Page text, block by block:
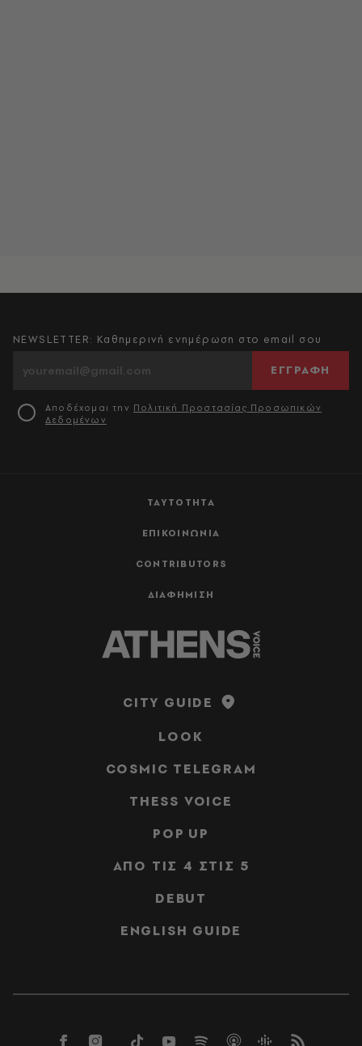
ΤΑΥΤΟΤΗΤΑ
ΕΠΙΚΟΙΝΩΝΙΑ
CONTRIBUTORS
ΔΙΑΦΗΜΙΣΗ
NEWSLETTER: Καθημερινή ενημέρωση στο email σου
ΕΓΓΡΑΦΗ
Αποδέχομαι την Πολιτική Προστασίας Προσωπικών
Δεδομένων
CITY GUIDE
LOOK
COSMIC TELEGRAM
THESS VOICE
POP UP
ΑΠΟ ΤΙΣ 4 ΣΤΙΣ 5
DEBUT
ENGLISH GUIDE